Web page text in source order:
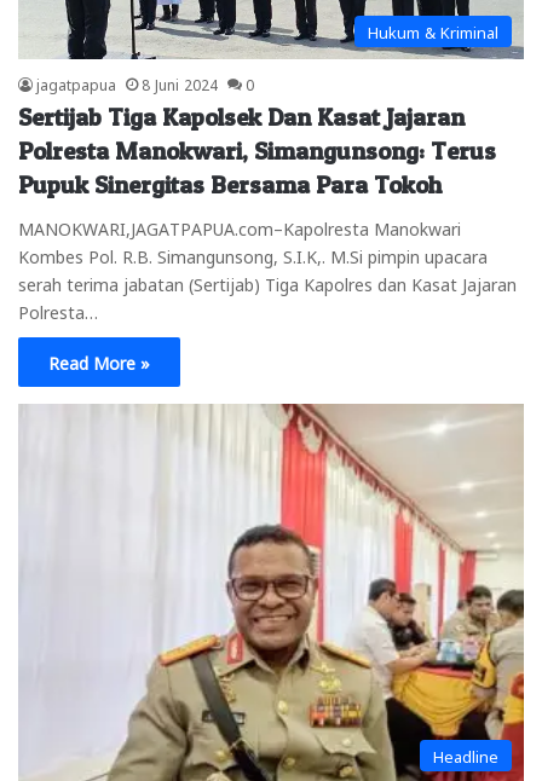
Hukum & Kriminal
jagatpapua 8 Juni 2024 0
Sertijab Tiga Kapolsek Dan Kasat Jajaran
Polresta Manokwari, Simangunsong: Terus
Pupuk Sinergitas Bersama Para Tokoh
MANOKWARI,JAGATPAPUA.com–Kapolresta Manokwari
Kombes Pol. R.B. Simangunsong, S.I.K,. M.Si pimpin upacara
serah terima jabatan (Sertijab) Tiga Kapolres dan Kasat Jajaran
Polresta…
Read More »
Headline